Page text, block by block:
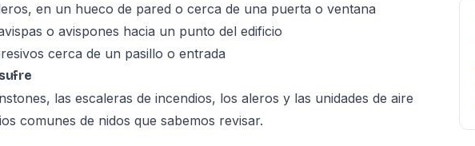
en un hueco de pared o cerca de una puerta o ventana
o avispones hacia un punto del edificio
cerca de un pasillo o entrada
las escaleras de incendios, los aleros y las unidades de aire
comunes de nidos que sabemos revisar.